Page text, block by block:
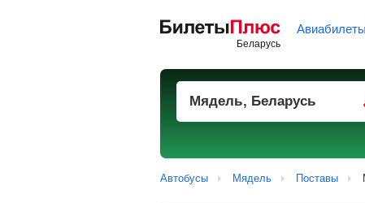
Авиабилеты
Автобусы Мядель Поставы